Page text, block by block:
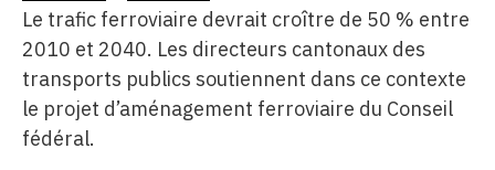
Le trafic ferroviaire devrait croître de 50 % entre
2010 et 2040. Les directeurs cantonaux des
transports publics soutiennent dans ce contexte
le projet d’aménagement ferroviaire du Conseil
fédéral.